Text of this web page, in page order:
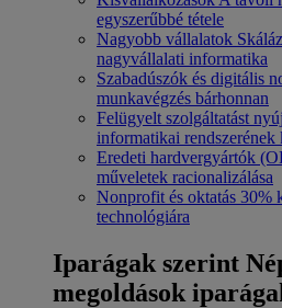
egyszerűbbé tétele
Nagyobb vállalatok
nagyvállalati informatika
Szabadúszók és digitális
munkavégzés bárhonnan
Felügyelt szolgáltatást
informatikai rendszerének
Eredeti hardvergyártók
műveletek racionalizálása
Nonprofit és oktatás 30%
technológiára
Iparágak szerint
megoldások